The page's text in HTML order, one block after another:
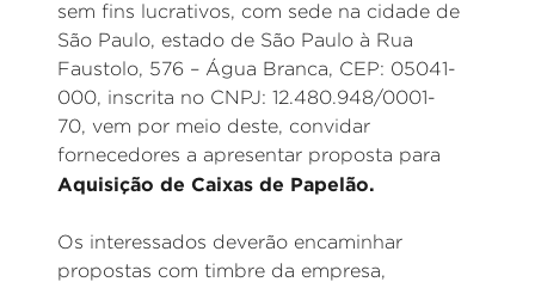
sem fins lucrativos, com sede na cidade de
São Paulo, estado de São Paulo à Rua
Faustolo, 576 – Água Branca, CEP: 05041-
000, inscrita no CNPJ: 12.480.948/0001-
70, vem por meio deste, convidar
fornecedores a apresentar proposta para
Aquisição de Caixas de Papelão.
Os interessados deverão encaminhar
propostas com timbre da empresa,